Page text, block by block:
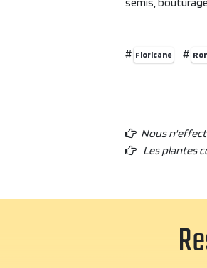
semis,
# Floricane #
Nous
Les plantes